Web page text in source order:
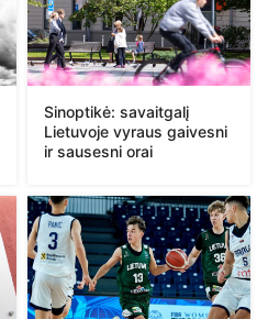
Sinoptikė: savaitgalį
Lietuvoje vyraus gaivesni
ir sausesni orai